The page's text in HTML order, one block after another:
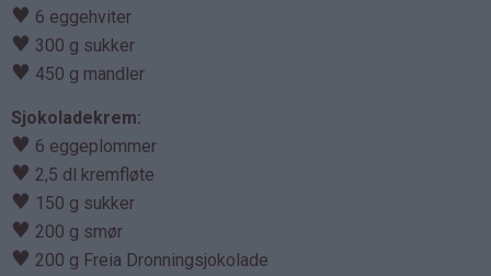
♥ 6 eggehviter
♥ 300 g sukker
♥ 450 g mandler
Sjokoladekrem:
♥ 6 eggeplommer
♥ 2,5 dl kremfløte
♥ 150 g sukker
♥ 200 g smør
♥ 200 g Freia Dronningsjokolade